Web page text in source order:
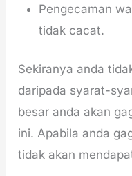
Pengecaman
tidak cacat.
Sekiranya anda
daripada syarat-
besar anda akan
ini. Apabila anda
tidak akan